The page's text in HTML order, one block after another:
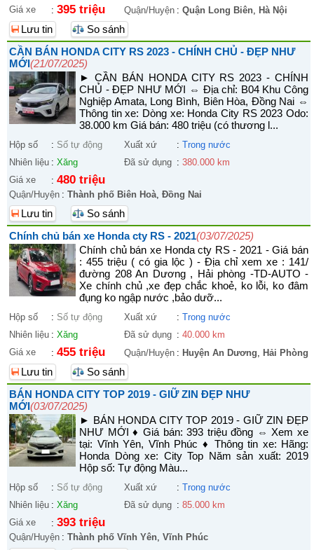
Giá xe
: 395 triệu Quận/Huyện : Quận Long Biên, Hà Nội
Lưu tin
So sánh
CẦN BÁN HONDA CITY RS 2023 - CHÍNH CHỦ - ĐẸP NHƯ
MỚI(21/07/2025)
► CẦN BÁN HONDA CITY RS 2023 - CHÍNH
CHỦ - ĐẸP NHƯ MỚI ⇔ Địa chỉ: B04 Khu Công
Nghiệp Amata, Long Bình, Biên Hòa, Đồng Nai ⇔
Thông tin xe: Dòng xe: Honda City RS 2023 Odo:
38.000 km Giá bán: 480 triệu (có thương l...
Hộp số : Số tự động Xuất xứ : Trong nước
Nhiên liệu : Xăng Đã sử dụng : 380.000 km
Giá xe
: 480 triệu
Quận/Huyện : Thành phố Biên Hoà, Đồng Nai
Lưu tin
So sánh
Chính chủ bán xe Honda cty RS - 2021(03/07/2025)
Chính chủ bán xe Honda cty RS - 2021 - Giá bán
: 455 triệu ( có gia lộc ) - Địa chỉ xem xe : 141/
đường 208 An Dương , Hải phòng -TD-AUTO -
Xe chính chủ ,xe đẹp chắc khoẻ, ko lỗi, ko đâm
đụng ko ngập nước ,bảo dưỡ...
Hộp số : Số tự động Xuất xứ : Trong nước
Nhiên liệu : Xăng Đã sử dụng : 40.000 km
Giá xe
: 455 triệu Quận/Huyện : Huyện An Dương, Hải Phòng
Lưu tin
So sánh
BÁN HONDA CITY TOP 2019 - GIỮ ZIN ĐẸP NHƯ
MỚI(03/07/2025)
► BÁN HONDA CITY TOP 2019 - GIỮ ZIN ĐẸP
NHƯ MỚI ♦ Giá bán: 393 triệu đồng ⇔ Xem xe
tại: Vĩnh Yên, Vĩnh Phúc ♦ Thông tin xe: Hãng:
Honda Dòng xe: City Top Năm sản xuất: 2019
Hộp số: Tự động Màu...
Hộp số : Số tự động Xuất xứ : Trong nước
Nhiên liệu : Xăng Đã sử dụng : 85.000 km
Giá xe
: 393 triệu
Quận/Huyện : Thành phố Vĩnh Yên, Vĩnh Phúc